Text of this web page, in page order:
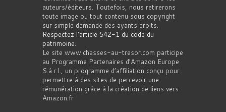
auteurs/éditeurs. Toutefois, nous retirerons
toute image ou tout contenu sous copyright
sur simple demande des ayants droits.
Respectez l'article 542-1 du code du
patrimoine.
Le site www.chasses-au-tresor.com participe
au Programme Partenaires d’Amazon Europe
S.à r.l., un programme d’affiliation conçu pour
permettre à des sites de percevoir une
rémunération grâce à la création de liens vers
Amazon.fr